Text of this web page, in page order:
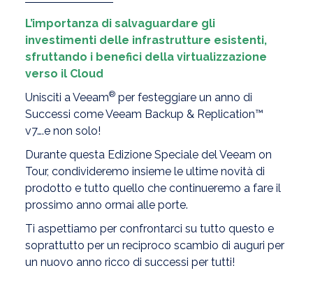
L’importanza di salvaguardare gli
investimenti delle infrastrutture esistenti,
sfruttando i benefici della virtualizzazione
verso il Cloud
Unisciti a Veeam® per festeggiare un anno di
Successi come Veeam Backup & Replication™
v7….e non solo!
Durante questa Edizione Speciale del Veeam on
Tour, condivideremo insieme le ultime novità di
prodotto e tutto quello che continueremo a fare il
prossimo anno ormai alle porte.
Ti aspettiamo per confrontarci su tutto questo e
soprattutto per un reciproco scambio di auguri per
un nuovo anno ricco di successi per tutti!